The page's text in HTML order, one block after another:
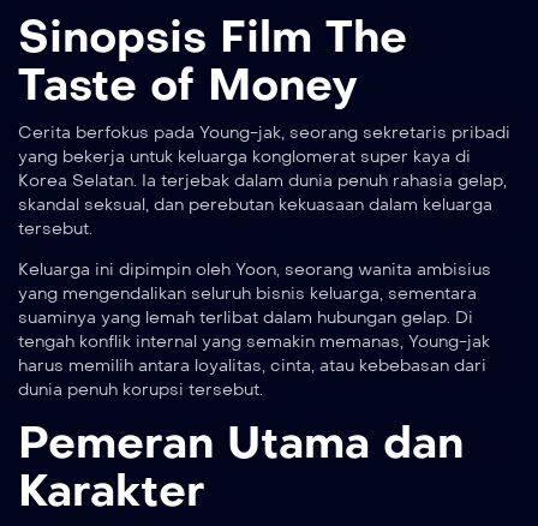
Sinopsis Film The
Taste of Money
Cerita berfokus pada Young-jak, seorang sekretaris pribadi
yang bekerja untuk keluarga konglomerat super kaya di
Korea Selatan. Ia terjebak dalam dunia penuh rahasia gelap,
skandal seksual, dan perebutan kekuasaan dalam keluarga
tersebut.
Keluarga ini dipimpin oleh Yoon, seorang wanita ambisius
yang mengendalikan seluruh bisnis keluarga, sementara
suaminya yang lemah terlibat dalam hubungan gelap. Di
tengah konflik internal yang semakin memanas, Young-jak
harus memilih antara loyalitas, cinta, atau kebebasan dari
dunia penuh korupsi tersebut.
Pemeran Utama dan
Karakter